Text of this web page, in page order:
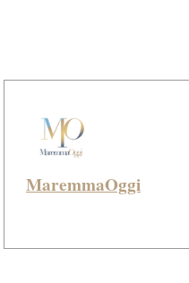
MaremmaOggi